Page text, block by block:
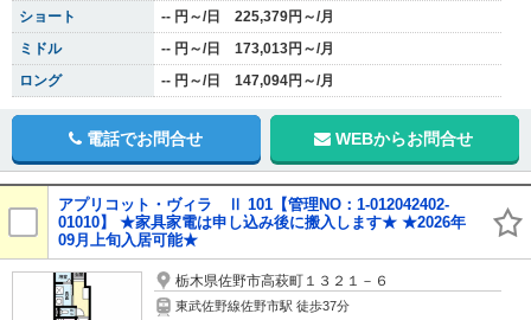
ショート
-- 円～/日 225,379円～/月
ミドル
-- 円～/日 173,013円～/月
ロング
-- 円～/日 147,094円～/月
電話でお問合せ WEBからお問合せ
アプリコット・ヴィラ Ⅱ 101【管理NO：1-012042402-
01010】 ★家具家電は申し込み後に搬入します★ ★2026年
09月上旬入居可能★
栃木県佐野市高萩町１３２１－６
東武佐野線佐野市駅 徒歩37分